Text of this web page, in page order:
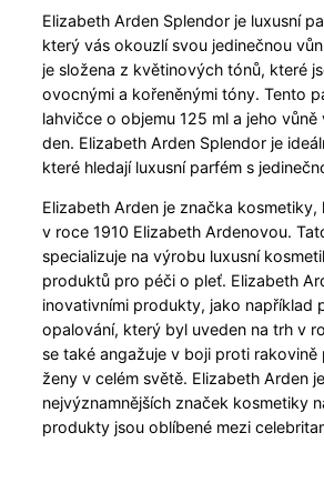
Elizabeth Arden Splendor je luxusní
který vás okouzlí svou jedinečnou
je složena z květinových tónů, které
ovocnými a kořeněnými tóny. Tento
lahvičce o objemu 125 ml a jeho
den. Elizabeth Arden Splendor je
které hledají luxusní parfém s
Elizabeth Arden je značka kosmetiky,
v roce 1910 Elizabeth Ardenovou.
specializuje na výrobu luxusní
produktů pro péči o pleť. Elizabeth
inovativními produkty, jako například
opalování, který byl uveden na trh v
se také angažuje v boji proti rakovině
ženy v celém světě. Elizabeth Arden
nejvýznamnějších značek kosmetiky
produkty jsou oblíbené mezi